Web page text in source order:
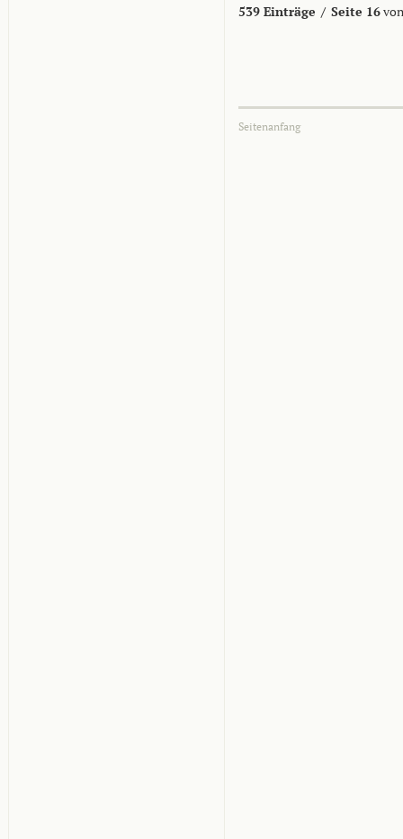
539 Einträge / Seite 16
Seitenanfang